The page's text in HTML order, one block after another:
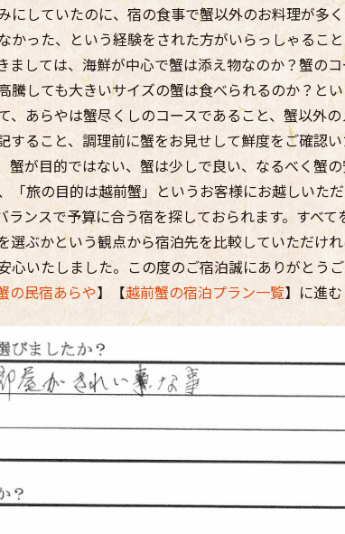
にしていたのに、宿の食事で蟹以外のお料理が多
かった、という経験をされた方がいらっしゃるこ
ましては、海鮮が中心で蟹は添え物なのか？蟹の
騰しても大きいサイズの蟹は食べられるのか？と
、あらやは蟹尽くしのコースであること、蟹以外
すること、調理前に蟹をお見せして鮮度をご確認
蟹が目的ではない、蟹は少しで良い、なるべく蟹
「旅の目的は越前蟹」というお客様にお越しいた
ンスで予算に合う宿を探しておられます。すべて
選ぶかという観点から宿泊先を比較していただけ
心いたしました。この度のご宿泊誠にありがとう
の民宿あらや】【越前蟹の宿泊プラン一覧】に進む